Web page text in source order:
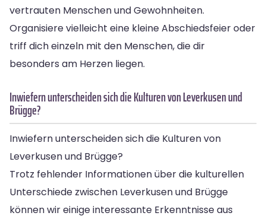
vertrauten Menschen und Gewohnheiten.
Organisiere vielleicht eine kleine Abschiedsfeier oder
triff dich einzeln mit den Menschen, die dir
besonders am Herzen liegen.
Inwiefern unterscheiden sich die Kulturen von Leverkusen und
Brügge?
Inwiefern unterscheiden sich die Kulturen von
Leverkusen und Brügge?
Trotz fehlender Informationen über die kulturellen
Unterschiede zwischen Leverkusen und Brügge
können wir einige interessante Erkenntnisse aus